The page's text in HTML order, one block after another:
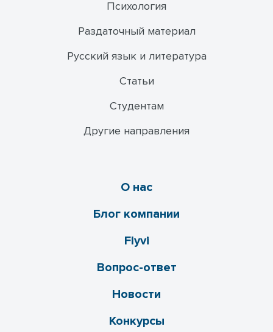
Психология
Раздаточный материал
Русский язык и литература
Статьи
Студентам
Другие направления
О нас
Блог компании
Flyvi
Вопрос-ответ
Новости
Конкурсы